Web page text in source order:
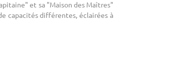
et sa "Maison des Maîtres"
capacités différentes, éclairées à